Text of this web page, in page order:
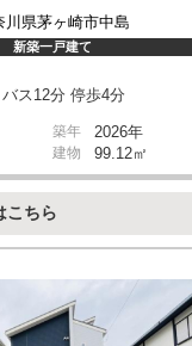
川県茅ヶ崎市中島
新築一戸建て
ス12分 停歩4分
築年 2026年
建物 99.12㎡
こちら